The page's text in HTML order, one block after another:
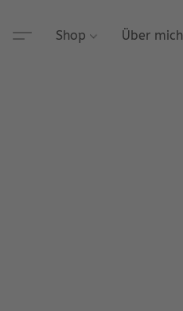
Shop Über mich